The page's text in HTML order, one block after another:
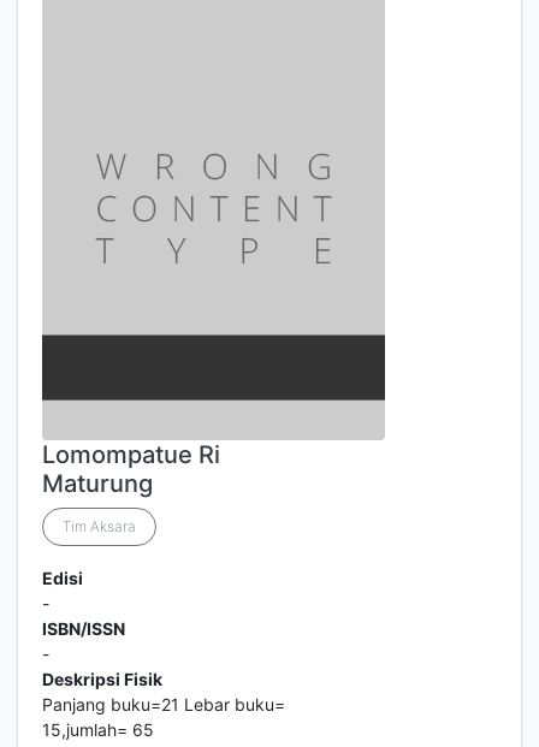
Lomompatue Ri
Maturung
Tim Aksara
Edisi
-
ISBN/ISSN
-
Deskripsi Fisik
Panjang buku=21 Lebar buku=
15,jumlah= 65